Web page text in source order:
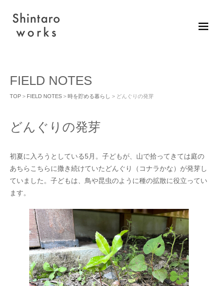
FIELD NOTES
TOP > FIELD NOTES > 時を貯める暮らし > どんぐりの発芽
どんぐりの発芽
初夏に入ろうとしている5月。子どもが、山で拾ってきては庭の
あちらこちらに撒き続けていたどんぐり（コナラかな）が発芽し
ていました。子どもは、鳥や昆虫のように種の拡散に役立ってい
ます。